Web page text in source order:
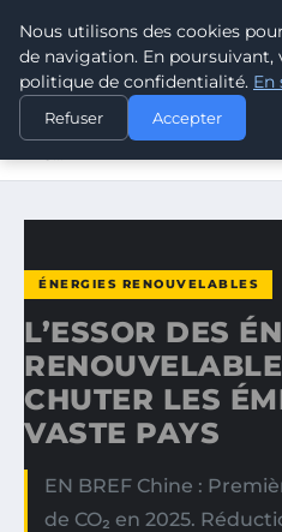
CLIMATE
ACCUEIL
ÉNERGIES
L’ESSOR DES ÉNERGIES
ÉNERGIES RENOUVELABLES
L’ESSOR DES
CHUTER LES
VASTE PAYS
EN BREF Chine :
de CO₂ en 2025.
Nous utilisons des cookies
de navigation. En poursuivant,
politique de confidentialité. En
Refuser Accepter